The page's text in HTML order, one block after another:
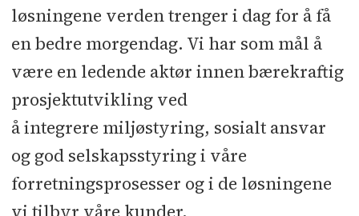
løsningene verden trenger i dag for å få
en bedre morgendag. Vi har som mål å
være en ledende aktør innen bærekraftig
prosjektutvikling ved
å integrere miljøstyring, sosialt ansvar
og god selskapsstyring i våre
forretningsprosesser og i de løsningene